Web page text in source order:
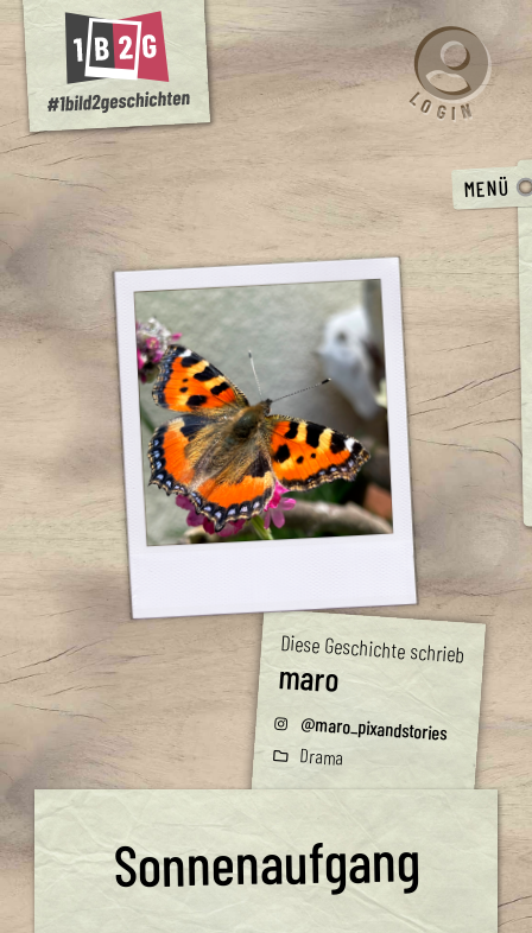
MENÜ
LOG IN
Diese Geschichte schrieb
maro
@maro_pixandstories
Drama
Sonnenaufgang